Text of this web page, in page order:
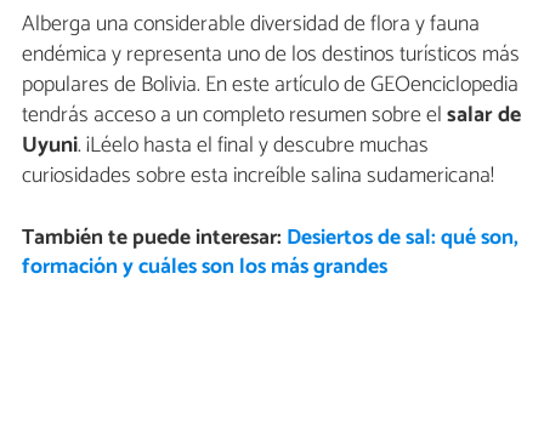
Alberga una considerable diversidad de flora y fauna
endémica y representa uno de los destinos turísticos más
populares de Bolivia. En este artículo de GEOenciclopedia
tendrás acceso a un completo resumen sobre elsalar de
Uyuni. ¡Léelo hasta el final y descubre muchas
curiosidades sobre esta increíble salina sudamericana!
También te puede interesar: Desiertos de sal: qué son,
formación y cuáles son los más grandes